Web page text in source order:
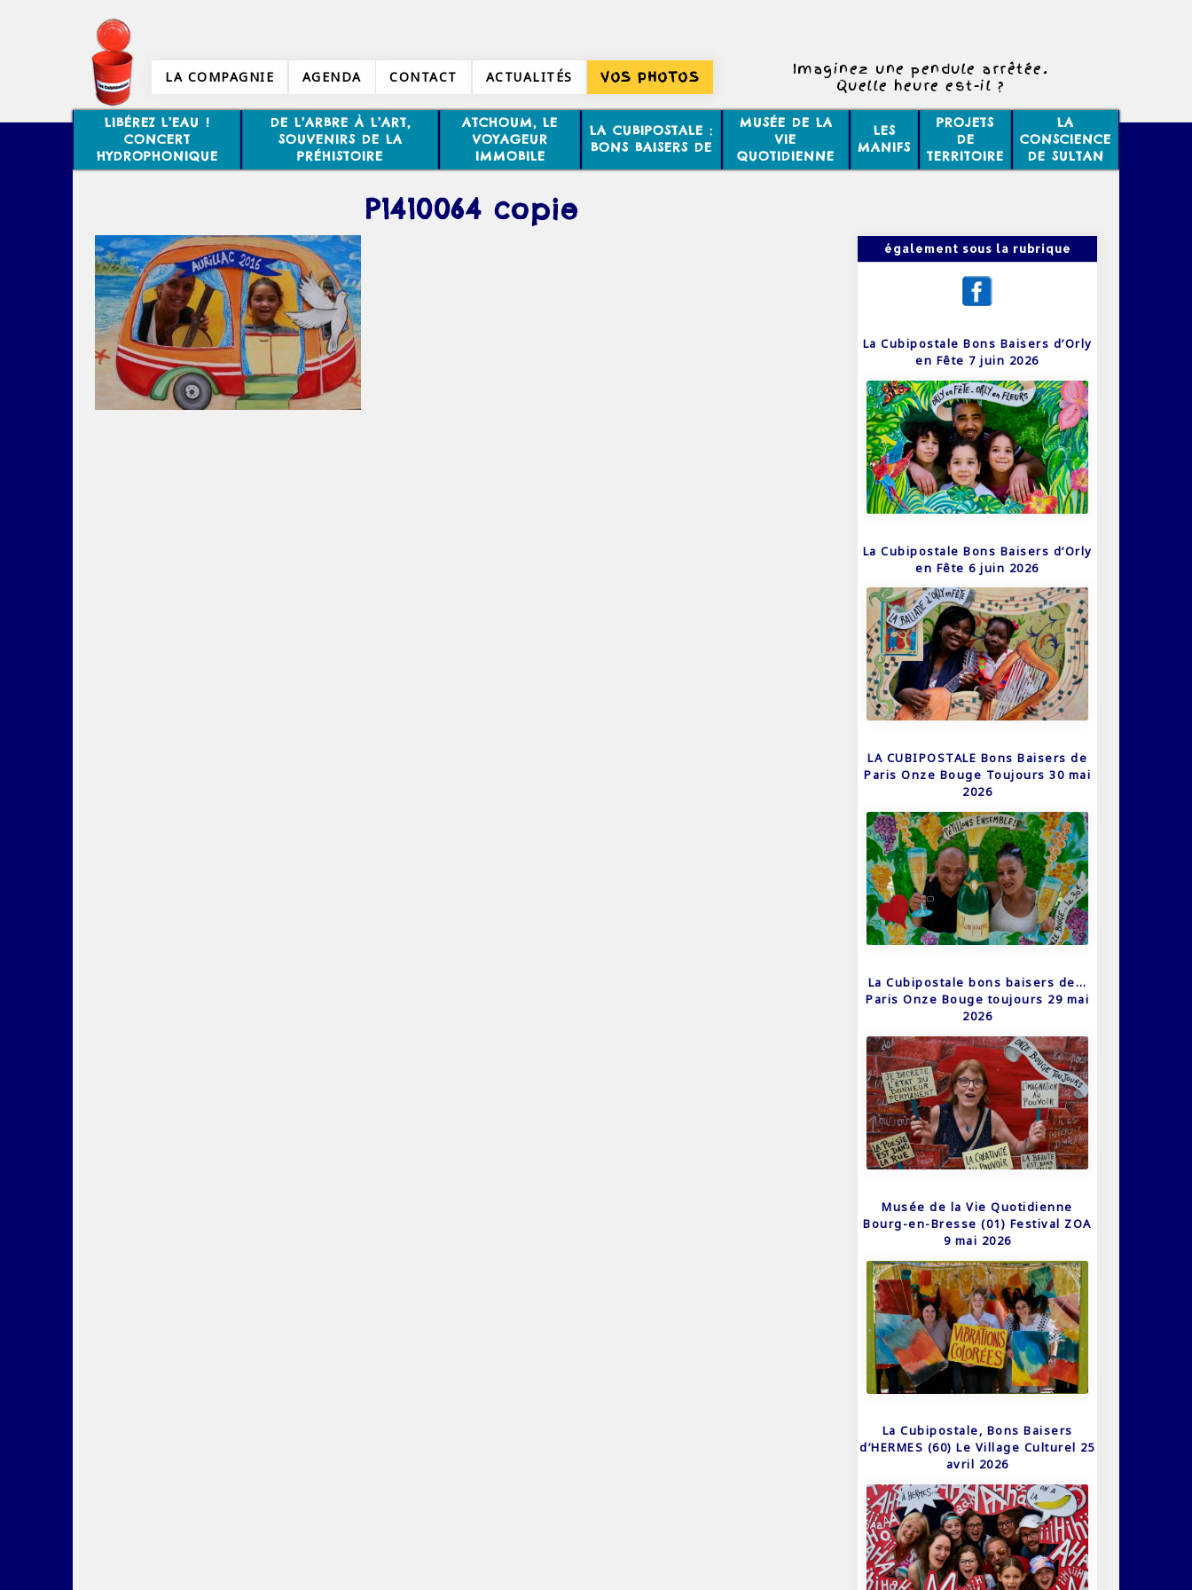
LA COMPAGNIE AGENDA CONTACT ACTUALITÉS VOS PHOTOS
Imaginez une pendule arrêtée.
Quelle heure est-il ?
LIBÉREZ L’EAU !
CONCERT
HYDROPHONIQUE
DE L’ARBRE À L’ART,
SOUVENIRS DE LA
PRÉHISTOIRE
ATCHOUM, LE
VOYAGEUR
IMMOBILE
LA CUBIPOSTALE :
BONS BAISERS DE
MUSÉE DE LA
VIE
QUOTIDIENNE
LES
MANIFS
PROJETS
DE
TERRITOIRE
LA
CONSCIENCE
DE SULTAN
P1410064 copie
également sous la rubrique
La Cubipostale Bons Baisers d’Orly
en Fête 7 juin 2026
La Cubipostale Bons Baisers d’Orly
en Fête 6 juin 2026
LA CUBIPOSTALE Bons Baisers de
Paris Onze Bouge Toujours 30 mai
2026
La Cubipostale bons baisers de…
Paris Onze Bouge toujours 29 mai
2026
Musée de la Vie Quotidienne
Bourg-en-Bresse (01) Festival ZOA
9 mai 2026
La Cubipostale, Bons Baisers
d’HERMES (60) Le Village Culturel 25
avril 2026